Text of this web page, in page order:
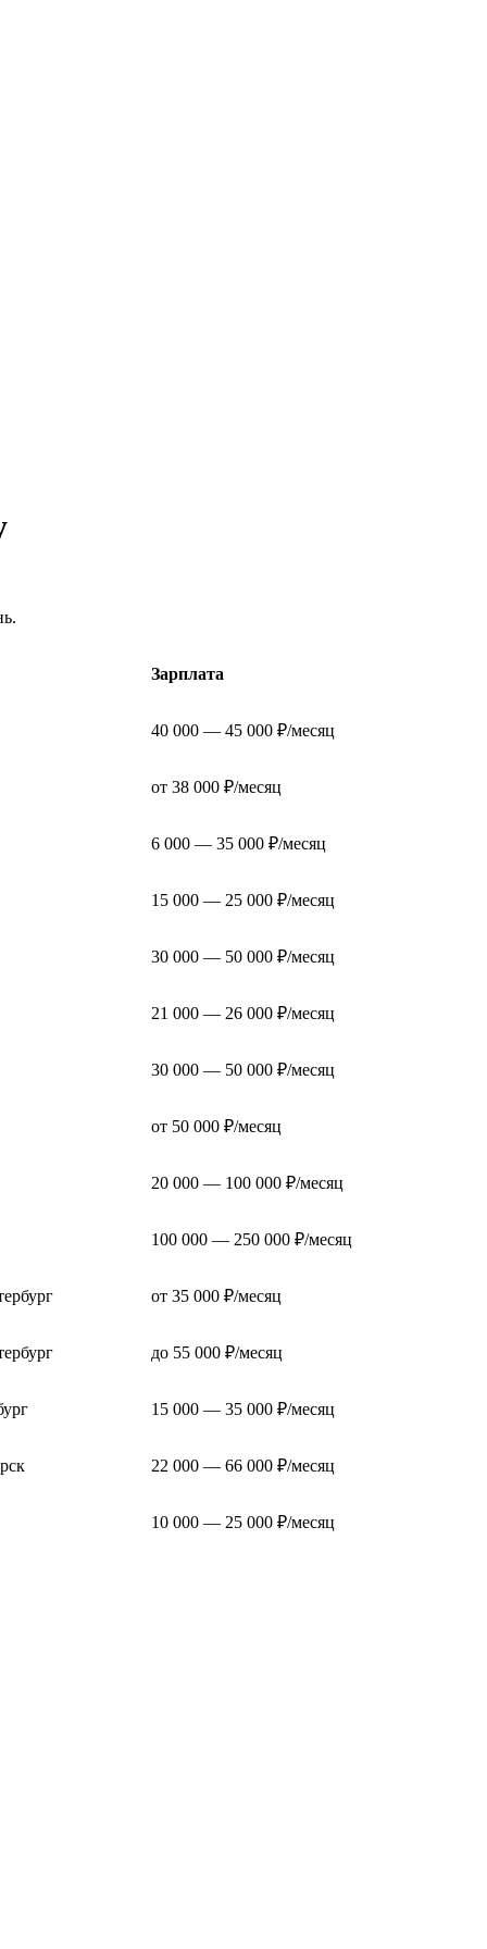
Зарплата
40 000 — 45 000 ₽/месяц
от 38 000 ₽/месяц
6 000 — 35 000 ₽/месяц
15 000 — 25 000 ₽/месяц
30 000 — 50 000 ₽/месяц
21 000 — 26 000 ₽/месяц
30 000 — 50 000 ₽/месяц
от 50 000 ₽/месяц
20 000 — 100 000 ₽/месяц
100 000 — 250 000 ₽/месяц
от 35 000 ₽/месяц
до 55 000 ₽/месяц
15 000 — 35 000 ₽/месяц
22 000 — 66 000 ₽/месяц
10 000 — 25 000 ₽/месяц